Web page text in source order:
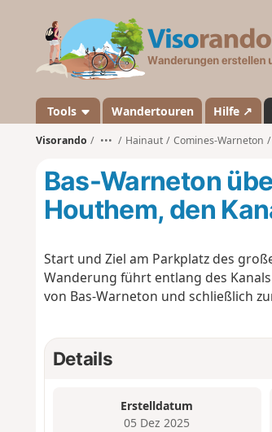
Tools Wandertouren Hilfe ↗
Visorando ••• Hainaut Comines-Warneton
Bas-Warneton
Houthem, den
Start und Ziel am Parkplatz des
Wanderung führt entlang des
von Bas-Warneton und schließlich
Details
Erstelldatum
05 Dez 2025